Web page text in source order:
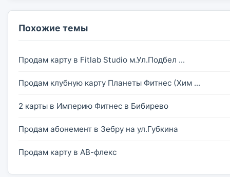
Похожие темы
Продам карту в Fitlab Studio м.Ул.Подбел ...
Продам клубную карту Планеты Фитнес (Хим ...
2 карты в Империю Фитнес в Бибирево
Продам абонемент в Зебру на ул.Губкина
Продам карту в АВ-флекс